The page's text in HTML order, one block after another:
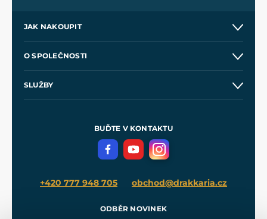
JAK NAKOUPIT
Velkoobchod
O SPOLEČNOSTI
SLUŽBY
Meče pro Kingdom Come
BUĎTE V KONTAKTU
+420 777 948 705 obchod@drakkaria.cz
ODBĚR NOVINEK